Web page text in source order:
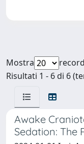
Mostra
Risultati 1 - 6 di 6
Awake
Sedation: The